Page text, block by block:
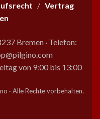
/ Vertrag
Bremen ·Telefon:
von 9:00 bis 13:00
· Alle Rechte vorbehalten.